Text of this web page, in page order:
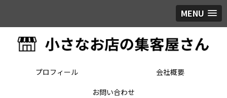
MENU
プロフィール
会社概要
お問い合わせ